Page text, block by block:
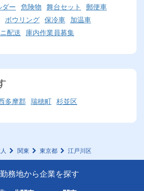
ー 危険物 舞台セット
郵便車
ボウリング 保冷車 加温車
配送 庫内作業員募集
多摩郡 瑞穂町 杉並区
関東 東京都 江戸川区
勤務地から企業を探す